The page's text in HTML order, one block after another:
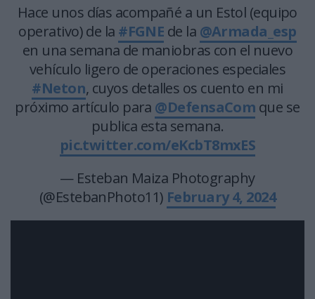
Hace unos días acompañé a un Estol (equipo
operativo) de la #FGNE de la @Armada_esp
en una semana de maniobras con el nuevo
vehículo ligero de operaciones especiales
#Neton, cuyos detalles os cuento en mi
próximo artículo para @DefensaCom que se
publica esta semana.
pic.twitter.com/eKcbT8mxES
— Esteban Maiza Photography
(@EstebanPhoto11) February 4, 2024